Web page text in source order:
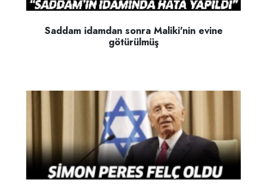
Saddam idamdan sonra Maliki'nin evine
götürülmüş